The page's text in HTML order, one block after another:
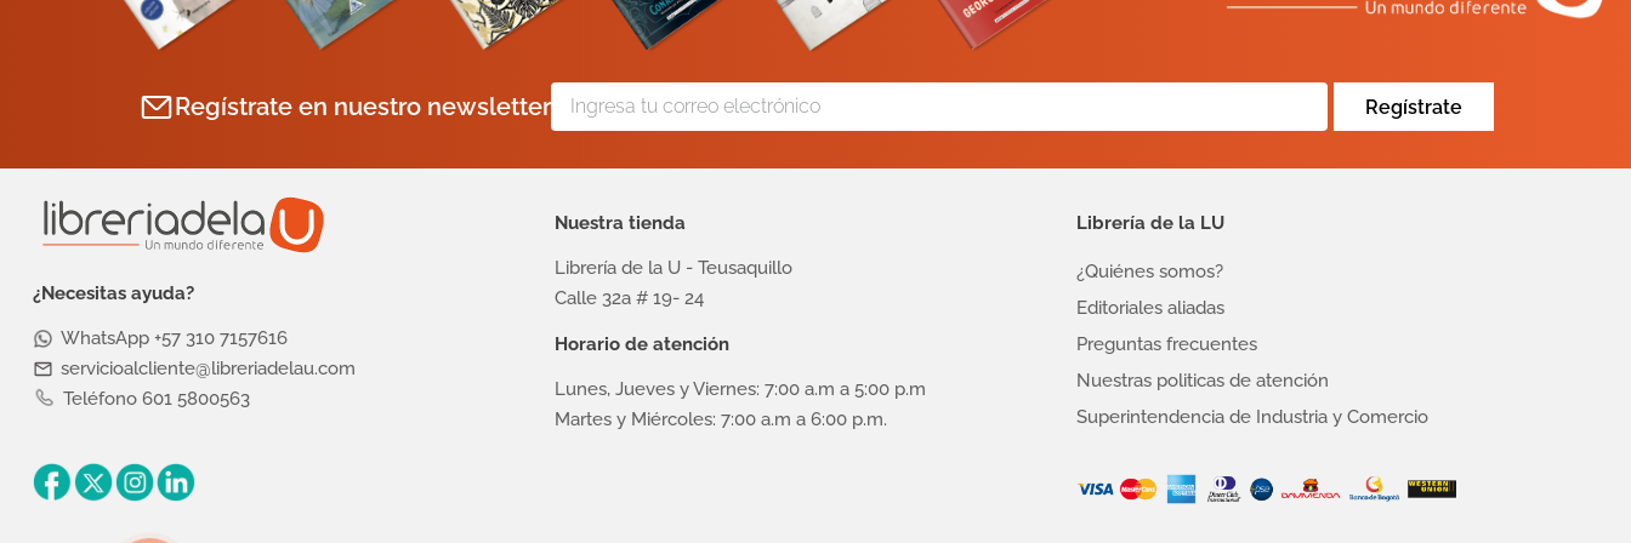
Regístrate en nuestro newsletter Regístrate
¿Necesitas ayuda?
WhatsApp +57 310 7157616
servicioalcliente@libreriadelau.com
Teléfono 601 5800563
Nuestra tienda
Librería de la U - Teusaquillo
Calle 32a # 19- 24
Horario de atención
Lunes, Jueves y Viernes: 7:00 a.m a 5:00 p.m
Martes y Miércoles: 7:00 a.m a 6:00 p.m.
Librería de la LU
¿Quiénes somos?
Editoriales aliadas
Preguntas frecuentes
Nuestras politicas de atención
Superintendencia de Industria y Comercio